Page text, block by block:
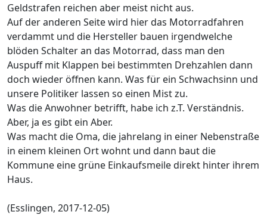
Geldstrafen reichen aber meist nicht aus.
Auf der anderen Seite wird hier das Motorradfahren
verdammt und die Hersteller bauen irgendwelche
blöden Schalter an das Motorrad, dass man den
Auspuff mit Klappen bei bestimmten Drehzahlen dann
doch wieder öffnen kann. Was für ein Schwachsinn und
unsere Politiker lassen so einen Mist zu.
Was die Anwohner betrifft, habe ich z.T. Verständnis.
Aber, ja es gibt ein Aber.
Was macht die Oma, die jahrelang in einer Nebenstraße
in einem kleinen Ort wohnt und dann baut die
Kommune eine grüne Einkaufsmeile direkt hinter ihrem
Haus.
(Esslingen, 2017-12-05)